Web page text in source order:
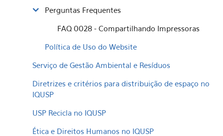
Perguntas Frequentes
FAQ 0028 - Compartilhando Impressoras
Política de Uso do Website
Serviço de Gestão Ambiental e Resíduos
Diretrizes e critérios para distribuição de espaço no
IQUSP
USP Recicla no IQUSP
Ética e Direitos Humanos no IQUSP